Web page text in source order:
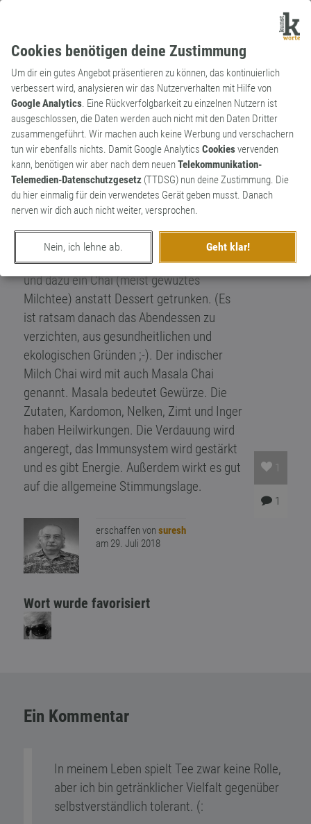
Cookies benötigen deine Zustimmung
Um dir ein gutes Angebot präsentieren zu können, das kontinuierlich
verbessert wird, analysieren wir das Nutzerverhalten mit Hilfe von
Google Analytics. Eine Rückverfolgbarkeit zu einzelnen Nutzern ist
ausgeschlossen, die Daten werden auch nicht mit den Daten Dritter
zusammengeführt. Wir machen auch keine Werbung und verschachern
tun wir ebenfalls nichts. Damit Google Analytics Cookiesvervenden
kann, benötigen wir aber nach dem neuenTelekommunikation-
Telemedien-Datenschutzgesetz (TTDSG) nun deine Zustimmung. Die
du hier einmalig für dein verwendetes Gerät geben musst. Danach
nerven wir dich auch nicht weiter, versprochen.
Nein, ich lehne ab. Geht klar!
Kunstwort
Substantiv
Lunchai
Lunch - Mittagessen (Englisch) Brunch -
Breakfast + Lunch , ist ein verspätetes
Frühstück und ein verfrühtes Mittagessen.
Lunch und Chai. Beim 'Lunchai' wird das
Mittagessen gegen Nachmittag gegessen
und dazu ein Chai (meist gewüztes
Milchtee) anstatt Dessert getrunken. (Es
ist ratsam danach das Abendessen zu
verzichten, aus gesundheitlichen und
ekologischen Gründen ;-). Der indischer
Milch Chai wird mit auch Masala Chai
genannt. Masala bedeutet Gewürze. Die
Zutaten, Kardomon, Nelken, Zimt und Inger
haben Heilwirkungen. Die Verdauung wird
angeregt, das Immunsystem wird gestärkt
und es gibt Energie. Außerdem wirkt es gut
auf die allgemeine Stimmungslage.
1
1
erschaffen von suresh
am 29. Juli 2018
Wort wurde favorisiert
Ein Kommentar
In meinem Leben spielt Tee zwar keine Rolle,
aber ich bin getränklicher Vielfalt gegenüber
selbstverständlich tolerant. (: